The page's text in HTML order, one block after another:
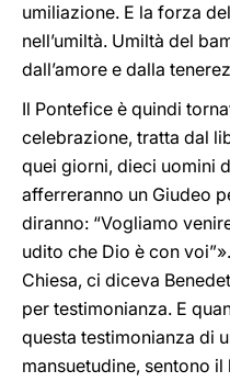
umiliazione. E la forza
nell’umiltà. Umiltà del
dall’amore e dalla
Il Pontefice è quindi
celebrazione, tratta dal
quei giorni, dieci uomini
afferreranno un Giudeo
diranno: “Vogliamo
udito che Dio è con
Chiesa, ci diceva
per testimonianza. E
questa testimonianza di
mansuetudine, sentono